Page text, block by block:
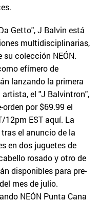
Getto", J Balvin está
multidisciplinarias,
colección NEÓN.
efímero de
lanzando la primera
el "J Balvintron",
por $69.99 el
12pm EST aquí. La
el anuncio de la
en dos juguetes de
rosado y otro de
disponibles para pre-
mes de julio.
NEÓN Punta Cana